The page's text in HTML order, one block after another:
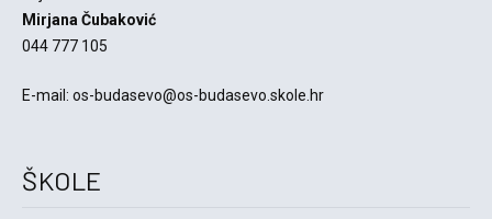
Mirjana Čubaković
044 777 105
E-mail: os-budasevo@os-budasevo.skole.hr
ŠKOLE